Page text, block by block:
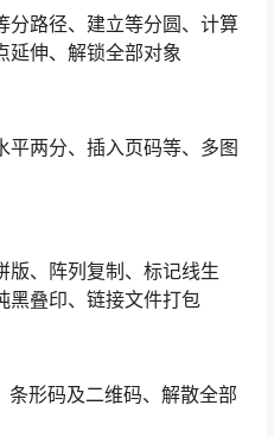
分路径、建立等分圆、计算
延伸、解锁全部对象
平两分、插入页码等、多图
版、阵列复制、标记线生
黑叠印、链接文件打包
条形码及二维码、解散全部